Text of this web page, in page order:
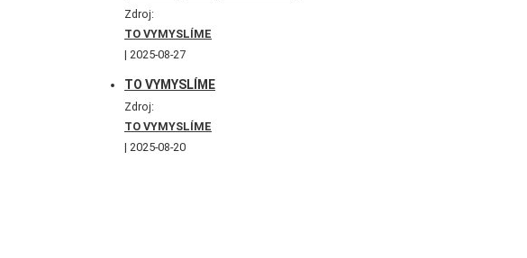
Zdroj:
TO VYMYSLÍME
2025-08-27
TO VYMYSLÍME
Zdroj:
TO VYMYSLÍME
2025-08-20